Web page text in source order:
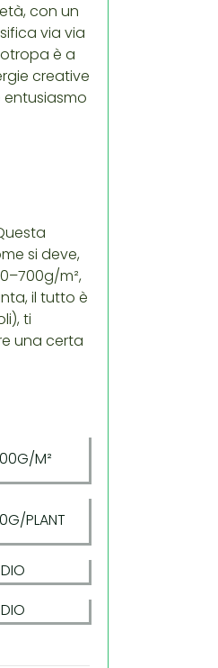
con un
via via
è a
creative
si deve,
m²,
il tutto è
ti
una certa
M²
PLANT